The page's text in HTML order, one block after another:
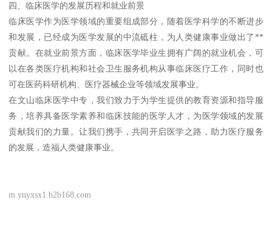
四、临床医学的发展历程和就业前景
临床医学作为医学领域的重要组成部分，随着医学科学的不断进步
和发展，已经成为医学发展的中流砥柱，为人类健康事业做出了**
贡献。在就业前景方面，临床医学毕业生拥有广阔的就业机会，可
以在各类医疗机构和社会卫生服务机构从事临床医疗工作，同时也
可在医药科研机构、医疗器械企业等领域发展事业。
在文山临床医学中专，我们致力于为学生提供的教育资源和指导服
务，培养具备医学素养和临床技能的医学人才，为医学领域的发展
贡献我们的力量。让我们携手，共同开启医学之路，助力医疗服务
的发展，造福人类健康事业。
m.ynyxsx1.b2b168.com